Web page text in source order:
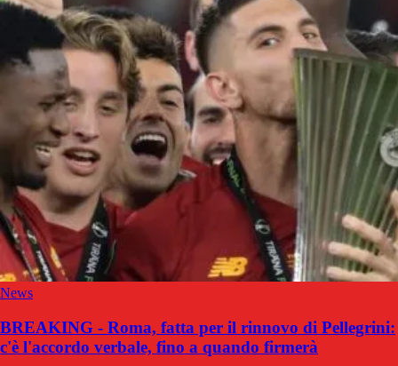
News
BREAKING - Roma, fatta per il rinnovo di Pellegrini:
c'è l'accordo verbale, fino a quando firmerà